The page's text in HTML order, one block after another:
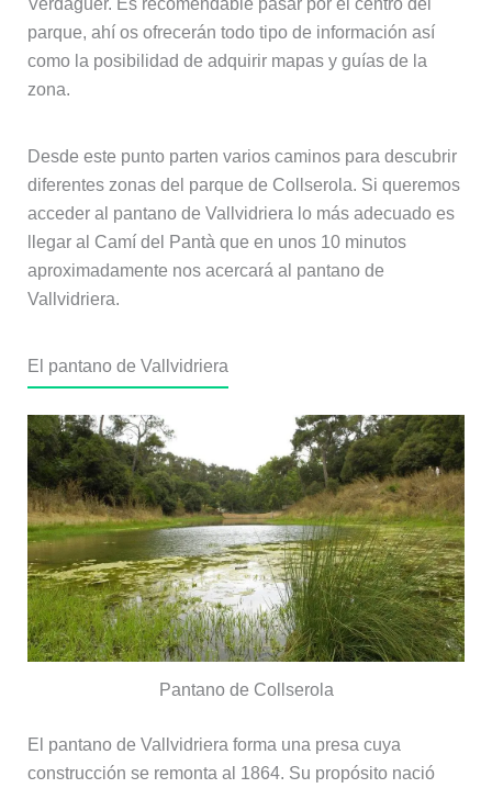
Verdaguer. Es recomendable pasar por el centro del
parque, ahí os ofrecerán todo tipo de información así
como la posibilidad de adquirir mapas y guías de la
zona.
Desde este punto parten varios caminos para descubrir
diferentes zonas del parque de Collserola. Si queremos
acceder al pantano de Vallvidriera lo más adecuado es
llegar al Camí del Pantà que en unos 10 minutos
aproximadamente nos acercará al pantano de
Vallvidriera.
El pantano de Vallvidriera
Pantano de Collserola
El pantano de Vallvidriera forma una presa cuya
construcción se remonta al 1864. Su propósito nació